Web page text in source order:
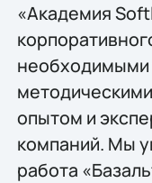
«Академия
необходимыми
опытом и
компаний. Мы
работа